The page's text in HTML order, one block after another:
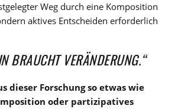
Weg durch eine Komposition
aktives Entscheiden erforderlich
BRAUCHT VERÄNDERUNG.“
dieser Forschung so etwas wie
oder partizipatives